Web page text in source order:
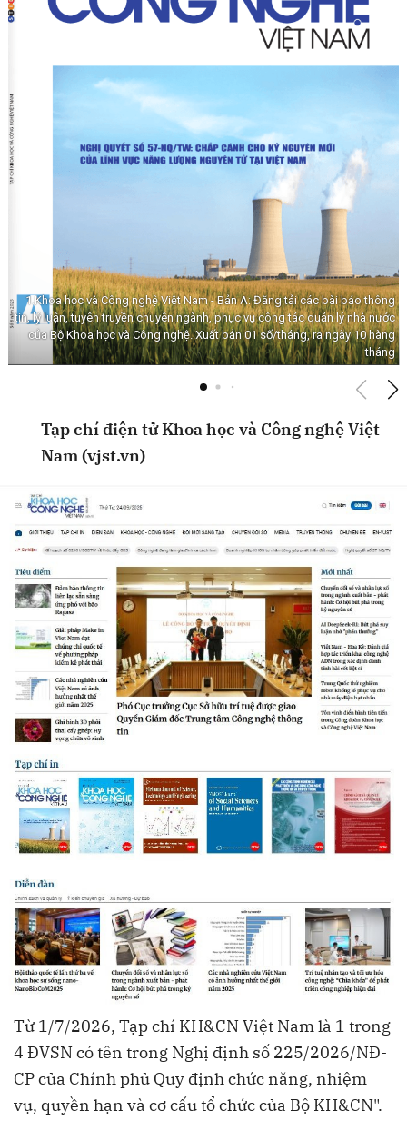
1.Khoa học và Công nghệ Việt Nam - Bản A: Đăng tải các bài báo thông
tin, lý luận, tuyên truyền chuyên ngành, phục vụ công tác quản lý nhà nước
của Bộ Khoa học và Công nghệ. Xuất bản 01 số/tháng, ra ngày 10 hàng
tháng
Tạp chí điện tử Khoa học và Công nghệ Việt
Nam (vjst.vn)
Từ 1/7/2026, Tạp chí KH&CN Việt Nam là 1 trong
4 ĐVSN có tên trong Nghị định số 225/2026/NĐ-
CP của Chính phủ Quy định chức năng, nhiệm
vụ, quyền hạn và cơ cấu tổ chức của Bộ KH&CN".